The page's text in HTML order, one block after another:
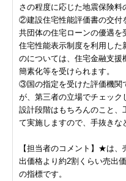
さの程度に応じた地震保険料
②建設住宅性能評価書の交付
共団体の住宅ローンの優遇を
住宅性能表示制度を利用した
のについては、住宅金融支
簡素化等を受けられます。
③国の指定を受けた評価機関
が、第三者の立場でチェック
設計段階はもちろんのこと、
て実施しますので、手抜きな
【担当者のコメント】★は
出価格より約2割くらい売出
の指標です。